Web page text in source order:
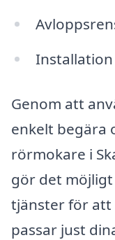
Genom att
enkelt begära
rörmokare i
gör det
tjänster för att
passar just